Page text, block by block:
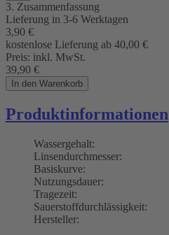
3. Zusammenfassung
Lieferung in 3-6 Werktagen
3,90 €
kostenlose Lieferung ab 40,00 €
Preis: inkl. MwSt.
39,90 €
In den Warenkorb
Produktinformationen
Wassergehalt:
Linsendurchmesser:
Basiskurve:
Nutzungsdauer:
Tragezeit:
Sauerstoffdurchlässigkeit:
Hersteller: